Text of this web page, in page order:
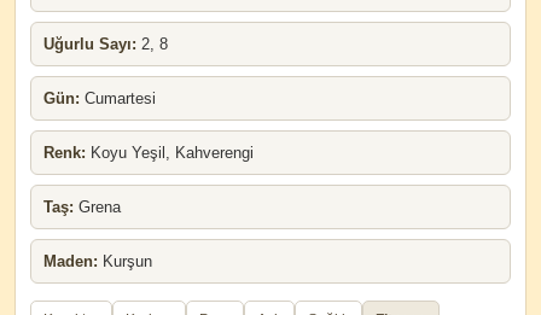
Uğurlu Sayı: 2, 8
Gün: Cumartesi
Renk: Koyu Yeşil, Kahverengi
Taş: Grena
Maden: Kurşun